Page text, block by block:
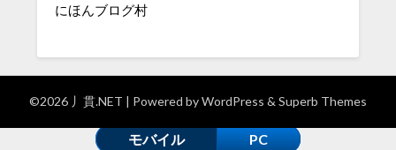
にほんブログ村
©2026 丿貫.NET | Powered byWordPress & Superb Themes
モバイル PC